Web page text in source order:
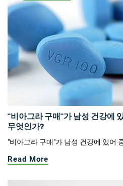
"비아그라 구매"가 남성 건강에
무엇인가?
"비아그라 구매"가 남성 건강에 있어
Read More